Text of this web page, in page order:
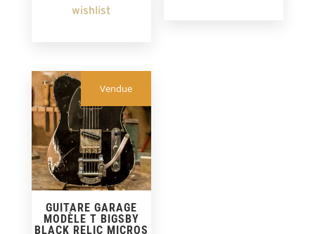
wishlist
Vendue
GUITARE GARAGE
MODÈLE T BIGSBY
BLACK RELIC MICROS